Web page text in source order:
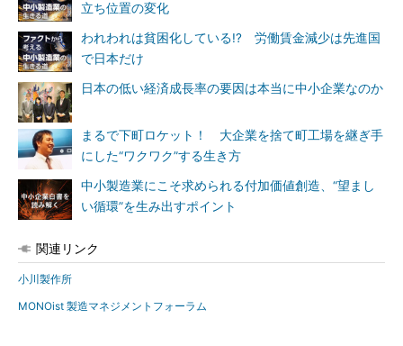
立ち位置の変化
われわれは貧困化している!? 労働賃金減少は先進国
で日本だけ
日本の低い経済成長率の要因は本当に中小企業なのか
まるで下町ロケット！ 大企業を捨て町工場を継ぎ手
にした“ワクワク”する生き方
中小製造業にこそ求められる付加価値創造、“望まし
い循環”を生み出すポイント
関連リンク
小川製作所
MONOist 製造マネジメントフォーラム